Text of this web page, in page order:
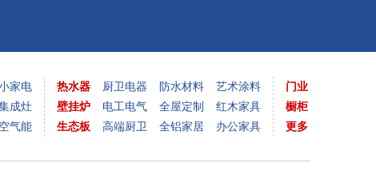
家电
成灶
空气能
热水器
壁挂炉
生态板
厨卫电器
电工电气
高端厨卫
防水材料
全屋定制
全铝家居
艺术涂料
红木家具
办公家具
门业
橱柜
更多